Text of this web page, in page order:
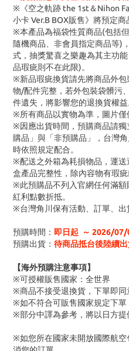
※《空之軌跡 the 1st＆Nihon
小卡 Ver.B BOX販售》將預定商
※本產品為福袋性質商品(包括
隨機商品、非會員指定商品等)
式，抽獎驚喜之樂趣為其主功
品瑕疵則不在此限)。
※新品瑕疵換貨請先將商品外
物/配件完整，若外包裝袋髒污
件遺失，將影響您的退換貨權益
※所有商品以實物為準，圖片僅
※因應出貨時間，預購商品請
購品」與「非預購品」，台灣
時依照規定配合。
※配送之外箱為耗損物品，運
盒產品完整性，除內容物有瑕
※此預購品不列入官網任何滿額
紅利點數折抵。
※台灣角川保有活動、訂單、出
預購時間： 即日起 ～ 2026/07/
預購出貨： 待商品抵台後陸續
【海外預購注意事項】
※可授權販售國家：全世界
※商品不接受退換貨，下單即同
※如不符合可販售國家規定下單
※部分中譯為參考，將以日方提
※如您所在國家未開放國際航空